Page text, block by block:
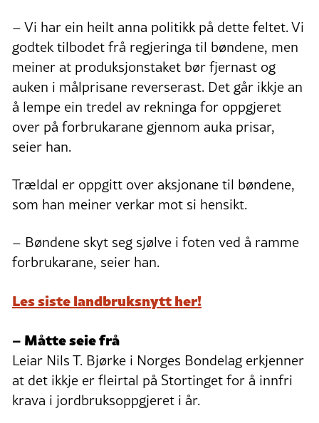
– Vi har ein heilt anna politikk på dette feltet. Vi
godtek tilbodet frå regjeringa til bøndene, men
meiner at produksjonstaket bør fjernast og
auken i målprisane reverserast. Det går ikkje an
å lempe ein tredel av rekninga for oppgjeret
over på forbrukarane gjennom auka prisar,
seier han.
Trældal er oppgitt over aksjonane til bøndene,
som han meiner verkar mot si hensikt.
– Bøndene skyt seg sjølve i foten ved å ramme
forbrukarane, seier han.
Les siste landbruksnytt her!
– Måtte seie frå
Leiar Nils T. Bjørke i Norges Bondelag erkjenner
at det ikkje er fleirtal på Stortinget for å innfri
krava i jordbruksoppgjeret i år.